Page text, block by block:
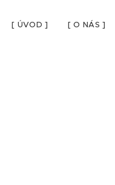
[ ÚVOD ] [ O NÁS ]